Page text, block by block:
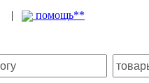
| помощь**